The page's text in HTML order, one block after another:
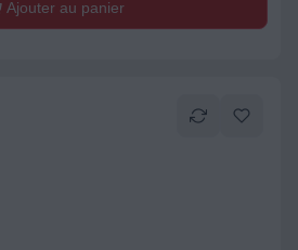
Ajouter au panier